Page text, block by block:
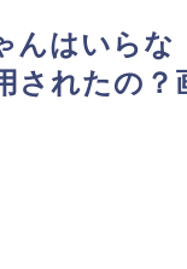
んはいらな
されたの？